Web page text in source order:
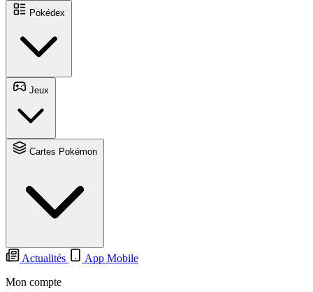
Actualités
App Mobile
Mon compte